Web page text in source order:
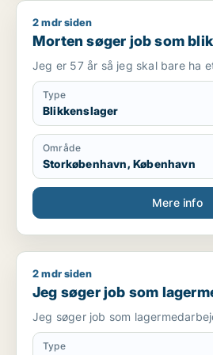
Morten søger job som
2 mdr siden
Morten søger job som
Jeg er 57 år så jeg skal bare ha
Type
Blikkenslager
Område
Storkøbenhavn, København
Mere info
Jeg søger job som
2 mdr siden
Jeg søger job som
Jeg søger job som
Type